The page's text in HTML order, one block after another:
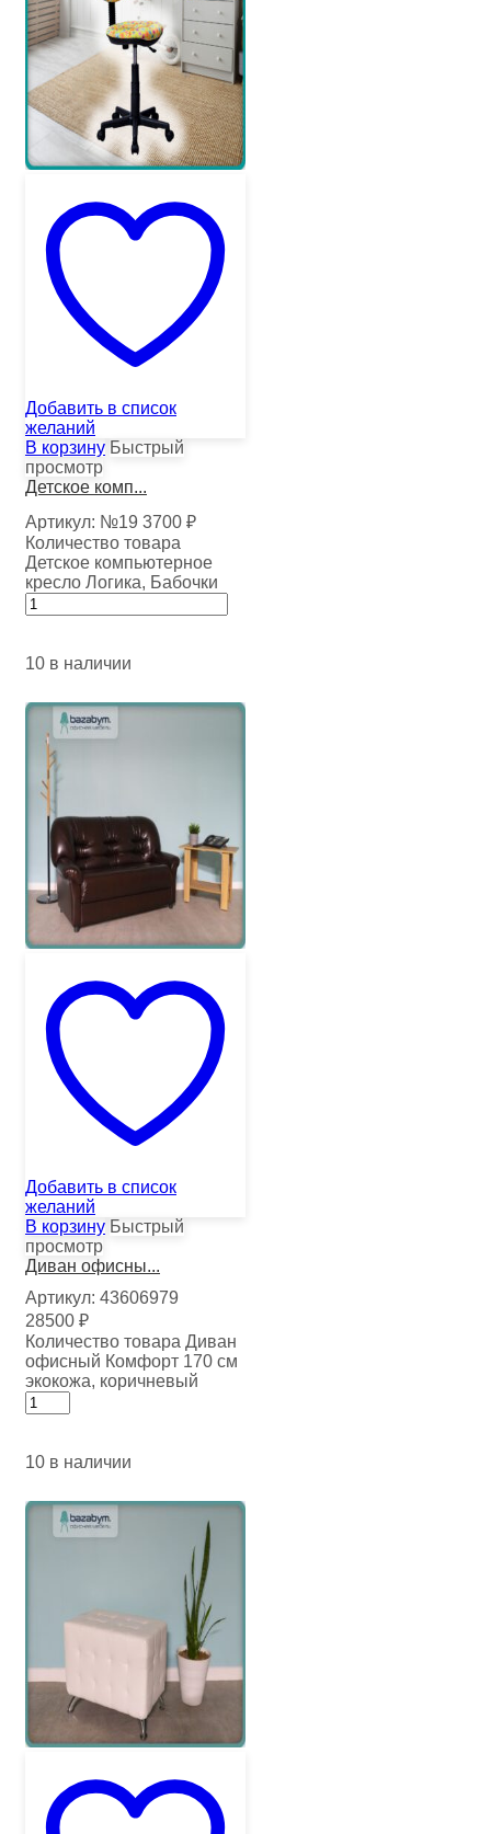
Добавить в список
желаний
В корзину Быстрый
просмотр
Детское комп...
Артикул: №19 3700 ₽
Количество товара
Детское компьютерное
кресло Логика, Бабочки
10 в наличии
Добавить в список
желаний
В корзину Быстрый
просмотр
Диван офисны...
Артикул: 43606979
28500 ₽
Количество товара Диван
офисный Комфорт 170 см
экокожа, коричневый
10 в наличии